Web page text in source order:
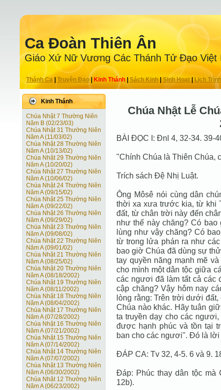
Ca Ðoàn Thiên Ân
Giáo Xứ Nữ Vương Các Thánh Tử Ðạo Việt
Thánh Ca Truyện Ðạo| Kinh Thánh Sách Kinh|Sinh Hoạt| Lịch Trình
Kinh Thánh
Chúa Nhật 7 Thường Niên
Năm B (02/23/03)
Chúa Nhật 31 Thường Niên
Năm A (11/03/02)
Chúa Nhật 28 Thường Niên
Năm A (10/13/02)
Chúa Nhật 29 Thường Niên
Năm A (10/20/02)
Chúa Nhật 27 Thường Niên
Năm A (10/06/02)
Chúa Nhật 24 Thường Niên
Năm A (09/15/02)
Chúa Nhật 25 Thường Niên
Năm A (09/22/02)
Chúa Nhật 26 Thường Niên
Năm A (09/29/02)
Chúa Nhật 23 Thường Niên
Năm A (09/08/02)
Chúa Nhật 22 Thường Niên
Năm A (09/01/02)
Chúa Nhật 21 Thường Niên
Năm A (08/25/02)
Chúa Nhật 20 Thường Niên
Năm A (08/18/2002)
Chúa Nhật 19 Thường Niên
Năm A (08/11/2002)
Chúa Nhật 18 Thường Niên
Năm A (08/04/2002)
Chúa Nhật 17 Thường Niên
Năm A (07/28/2002)
Chúa Nhật 16 Thường Niên
Năm A (07/21/2002)
Chúa Nhật 15 Thường Niên
Năm A (07/14/2002)
Chúa Nhật 14 Thường Niên
Năm A (07/07/2002)
Chúa Nhật 13 Thường Niên
Năm A (06/30/2002)
Chúa Nhật 12 Thường Niên
Năm A (06/23/2002)
Chúa Nhật Lễ
BÀI ĐỌC I: Đnl 4, 32-34. 39-
"Chính Chúa là Thiên Chúa,
Trích sách Đệ Nhị Luật.
Ông Môsê nói cùng dân
thời xa xưa trước kia, từ khi
đất, từ chân trời này đến
như thế này chăng? Có
lùng như vậy chăng? Có
từ trong lửa phán ra như
bao giờ Chúa đã dùng sự
tay quyền năng mạnh mẽ
cho mình một dân tộc giữa
các ngươi đã làm tất cả các
cập chăng? Vậy hôm nay
lòng rằng: Trên trời dưới
Chúa nào khác. Hãy tuân
ta truyền dạy cho các
được hạnh phúc và tồn tại
ban cho các ngươi". Đó là lời
ĐÁP CA: Tv 32, 4-5. 6 và 9.
Đáp: Phúc thay dân tộc mà
12b).